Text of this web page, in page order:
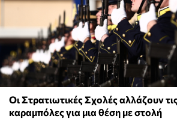
Οι Στρατιωτικές Σχολές αλλάζουν
καραμπόλες για μια θέση με στολή